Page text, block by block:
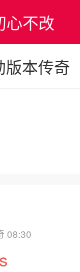
心不改
版本传奇
08:30